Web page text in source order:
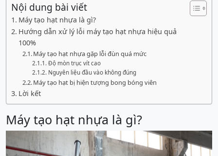
Nội dung bài viết
Máy tạo hạt nhựa là gì?
Hướng dẫn xử lý lỗi máy tạo hạt nhựa hiệu quả
100%
Máy tạo hạt nhựa gặp lỗi đùn quá mức
Độ mòn trục vít cao
Nguyên liệu đầu vào không đúng
Máy tạo hạt bị hiện tượng bong bóng viên
Lời kết
Máy tạo hạt nhựa là gì?